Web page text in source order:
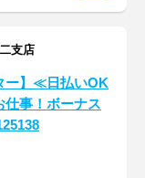
支店
ー】≪日払いOK
事！ボーナス